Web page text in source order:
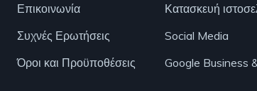
Επικοινωνία
Συχνές Ερωτήσεις
Όροι και Προϋποθέσεις
Κατασκευή
Social Media
Google Business